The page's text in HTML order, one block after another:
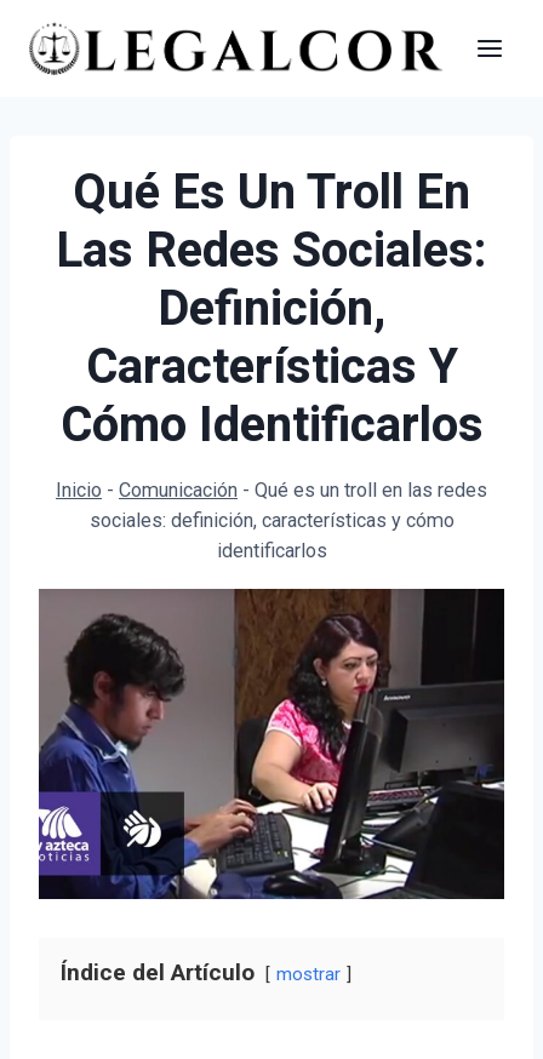
Saltar
Qué Es Un Troll En
Las Redes Sociales:
Definición,
Características Y
Cómo Identificarlos
Inicio - Comunicación - Qué es un troll en las redes
sociales: definición, características y cómo
identificarlos
Índice del Artículo mostrar